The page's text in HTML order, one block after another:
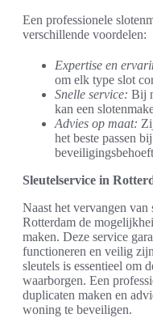
Een professionele
verschillende voordelen:
Expertise en
om elk type slot
Snelle service: Bij
kan een
Advies op maat:
het beste passen
Sleutelservice in
Naast het vervangen van
Rotterdam de
maken. Deze service
functioneren en veilig
sleutels is essentieel om
waarborgen. Een
duplicaten maken en
woning te beveiligen.